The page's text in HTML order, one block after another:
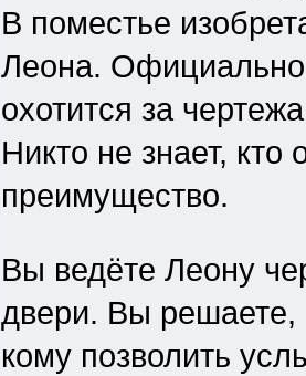
В поместье
Леона.
охотится за
Никто не знает,
преимущество.
Вы ведёте Леону
двери. Вы решаете,
кому позволить